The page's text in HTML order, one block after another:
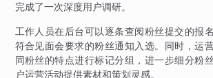
完成了一次深度用户调研。
工作人员在后台可以逐条查阅粉丝提交的报
符合见面会要求的粉丝通知入选。同时，运
同粉丝的特点进行标记分组，进一步细分粉
户运营活动提供素材和策划灵感。